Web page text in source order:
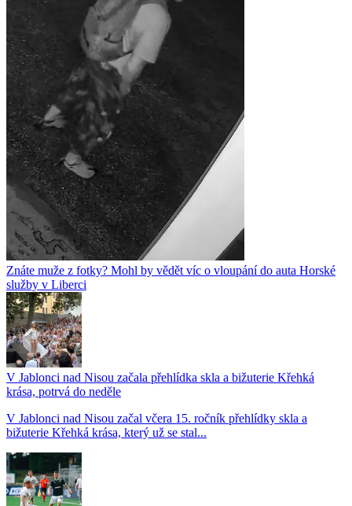
Znáte muže z fotky? Mohl by vědět víc o vloupání do auta Horské
služby v Liberci
V Jablonci nad Nisou začala přehlídka skla a bižuterie Křehká
krása, potrvá do neděle
V Jablonci nad Nisou začal včera 15. ročník přehlídky skla a
bižuterie Křehká krása, který už se stal...